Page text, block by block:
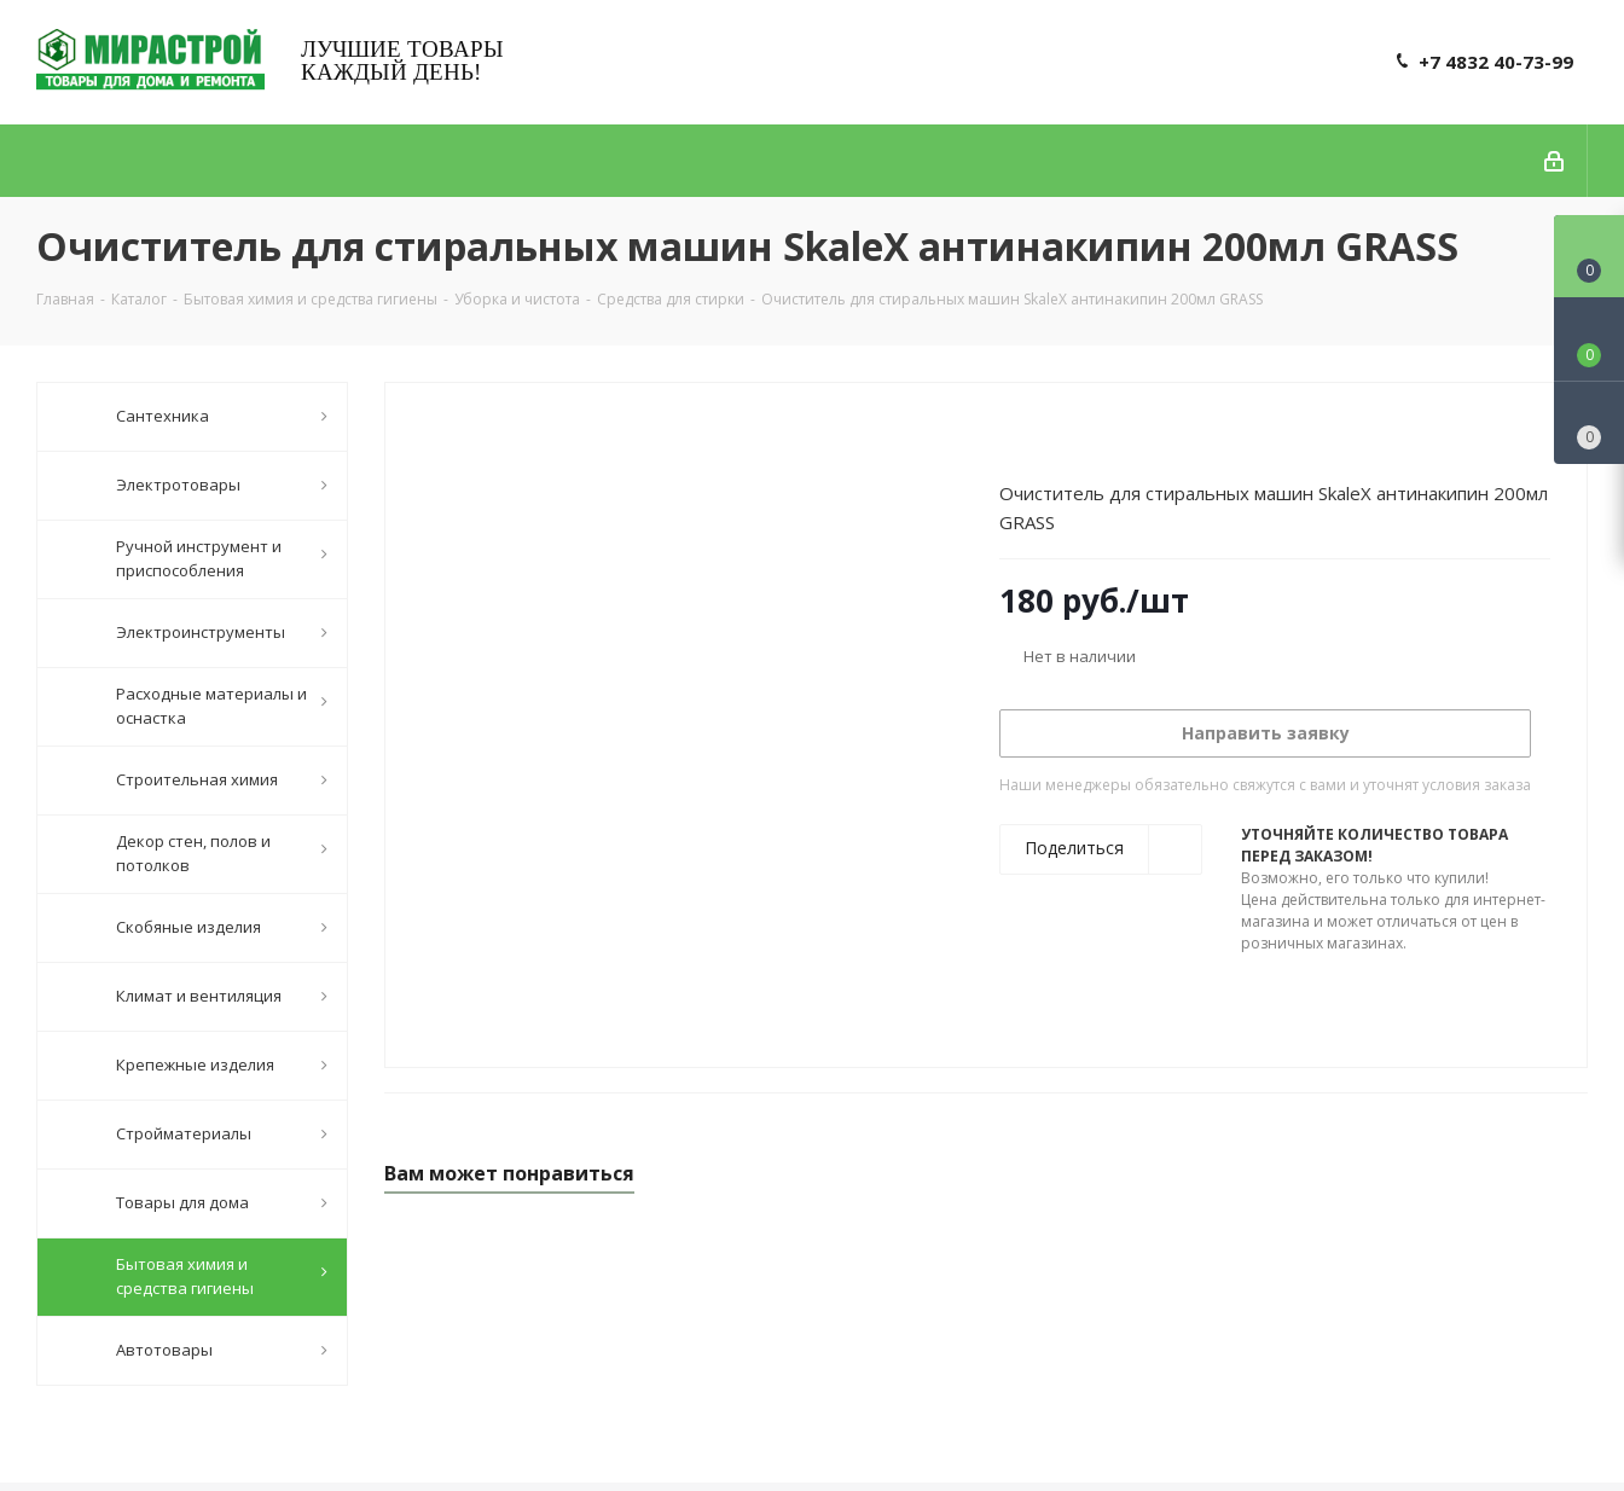
ЛУЧШИЕ ТОВАРЫ
КАЖДЫЙ ДЕНЬ!
+7 4832 40-73-99
Очиститель для стиральных машин SkaleX антинакипин 200мл GRASS
Главная - Каталог - Бытовая химия и средства гигиены - Уборка и чистота - Средства для стирки - Очиститель для стиральных машин SkaleX антинакипин 200мл GRASS
Очиститель для стиральных машин SkaleX антинакипин 200мл
GRASS
180 руб./шт
Нет в наличии
Направить заявку
Наши менеджеры обязательно свяжутся с вами и уточнят условия заказа
Поделиться
УТОЧНЯЙТЕ КОЛИЧЕСТВО ТОВАРА
ПЕРЕД ЗАКАЗОМ!
Возможно, его только что купили!
Цена действительна только для интернет-
магазина и может отличаться от цен в
розничных магазинах.
Вам может понравиться
Сантехника
Электротовары
Ручной инструмент и
приспособления
Электроинструменты
Расходные материалы и
оснастка
Строительная химия
Декор стен, полов и
потолков
Скобяные изделия
Климат и вентиляция
Крепежные изделия
Стройматериалы
Товары для дома
Бытовая химия и
средства гигиены
Автотовары
0
0
0